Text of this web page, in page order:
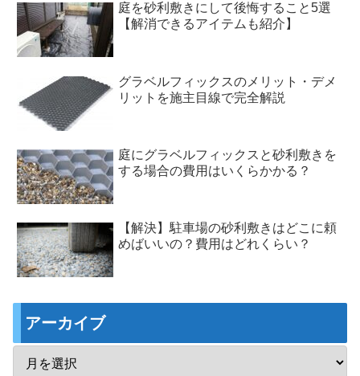
庭を砂利敷きにして後悔すること5選
【解消できるアイテムも紹介】
グラベルフィックスのメリット・デメ
リットを施主目線で完全解説
庭にグラベルフィックスと砂利敷きを
する場合の費用はいくらかかる？
【解決】駐車場の砂利敷きはどこに頼
めばいいの？費用はどれくらい？
アーカイブ